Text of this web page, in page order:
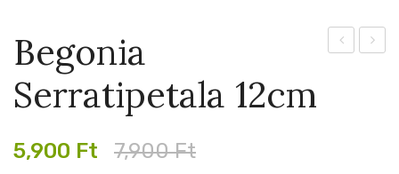
Begonia
Serratipetala 12cm
7,900Ft
Original
5,900 Ft
Current